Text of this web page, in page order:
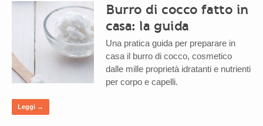
Burro di cocco fatto in
casa: la guida
Una pratica guida per preparare in
casa il burro di cocco, cosmetico
dalle mille proprietà idratanti e nutrienti
per corpo e capelli.
Leggi →